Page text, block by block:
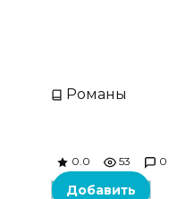
Романы
0.0 53 0
Добавить